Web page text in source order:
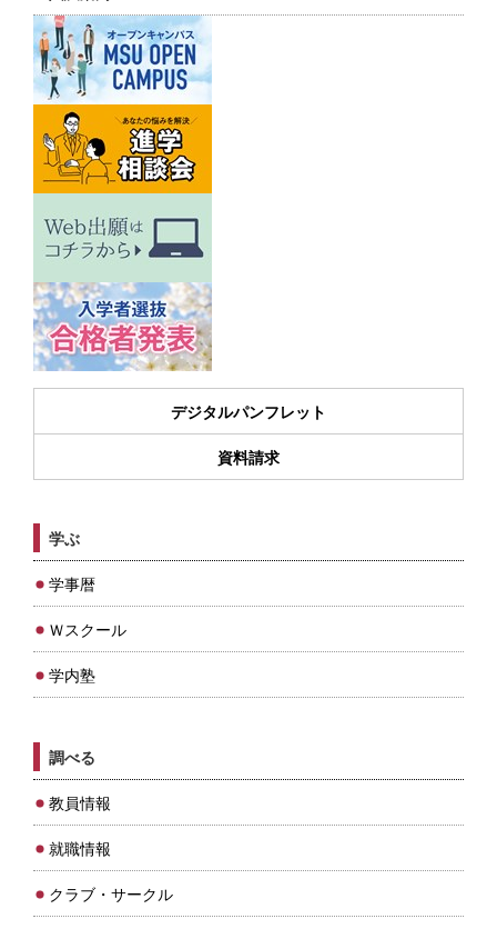
デジタルパンフレット
資料請求
学ぶ
学事暦
Ｗスクール
学内塾
調べる
教員情報
就職情報
クラブ・サークル